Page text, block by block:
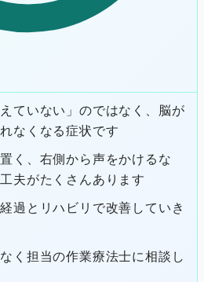
ていない」のではなく、脳が
なくなる症状です
く、右側から声をかけるな
夫がたくさんあります
過とリハビリで改善していき
く担当の作業療法士に相談し